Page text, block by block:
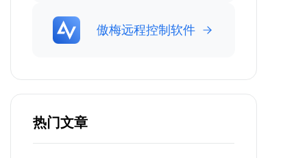
傲梅远程控制软件
热门文章